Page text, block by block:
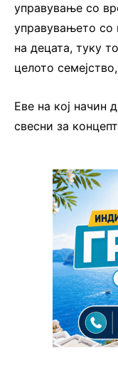
управување со
управувањето со
на децата, туку
целото
Еве на кој начин
свесни за